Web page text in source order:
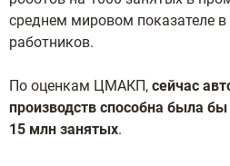
среднем мировом показателе в
работников.
По оценкам ЦМАКП, сейчас
производств способна была
15 млн занятых.